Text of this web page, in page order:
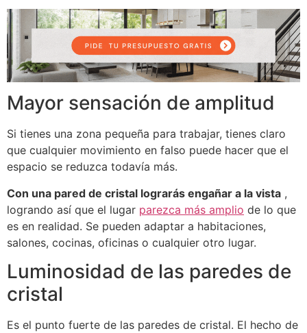
Mayor sensación de amplitud
Si tienes una zona pequeña para trabajar, tienes claro
que cualquier movimiento en falso puede hacer que el
espacio se reduzca todavía más.
Con una pared de cristal lograrás engañar a la vista ,
logrando así que el lugar parezca más amplio de lo que
es en realidad. Se pueden adaptar a habitaciones,
salones, cocinas, oficinas o cualquier otro lugar.
Luminosidad de las paredes de
cristal
Es el punto fuerte de las paredes de cristal. El hecho de